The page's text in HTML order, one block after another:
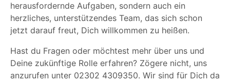
herausfordernde Aufgaben, sondern auch ein
herzliches, unterstützendes Team, das sich schon
jetzt darauf freut, Dich willkommen zu heißen.
Hast du Fragen oder möchtest mehr über uns und
Deine zukünftige Rolle erfahren? Zögere nicht, uns
anzurufen unter 02302 4309350. Wir sind für Dich da